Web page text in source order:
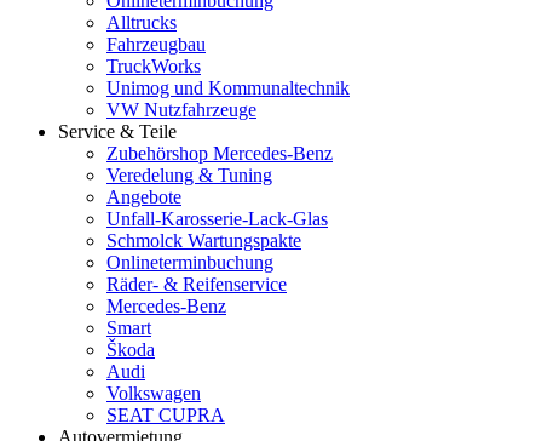
Alltrucks
Fahrzeugbau
TruckWorks
Unimog und Kommunaltechnik
VW Nutzfahrzeuge
Service & Teile
Zubehörshop Mercedes-Benz
Veredelung & Tuning
Angebote
Unfall-Karosserie-Lack-Glas
Schmolck Wartungspakte
Onlineterminbuchung
Räder- & Reifenservice
Mercedes-Benz
Smart
Škoda
Audi
Volkswagen
SEAT CUPRA